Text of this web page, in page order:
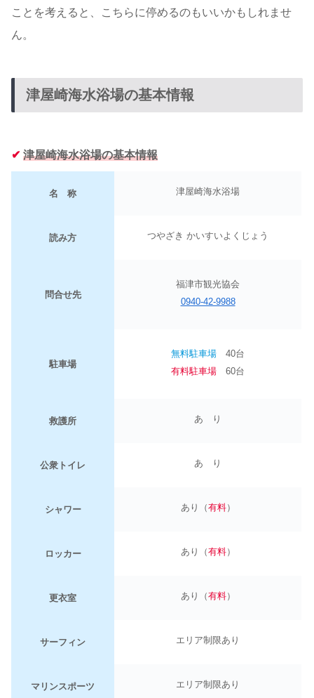
ことを考えると、こちらに停めるのもいいかもしれませ
ん。
津屋崎海水浴場の基本情報
✔︎ 津屋崎海水浴場の基本情報
名 称 津屋崎海水浴場
読み方 つやざき かいすいよくじょう
問合せ先
福津市観光協会
0940-42-9988
駐車場
無料駐車場 40台
有料駐車場 60台
救護所 あ り
公衆トイレ あ り
シャワー あり（有料）
ロッカー あり（有料）
更衣室 あり（有料）
サーフィン エリア制限あり
マリンスポーツ エリア制限あり